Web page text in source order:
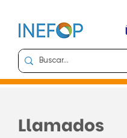
Llamados